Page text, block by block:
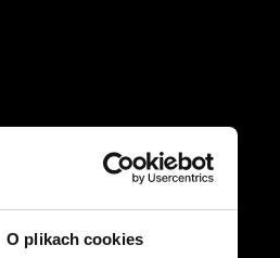
O plikach cookies